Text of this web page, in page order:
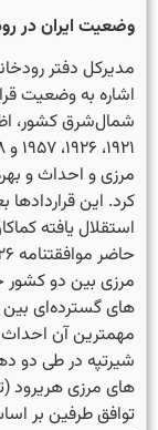
وضعیت ایران در
مدیرکل دفتر
اشاره به وضعیت
شمال‌شرق کشور،
مرزی و احداث و
کرد. این
استقلال یافته
مرزی بین دو کشور
های گسترده­‌ای
مهمترین آن احداث
شیرتپه در طی دو
های مرزی هریرود